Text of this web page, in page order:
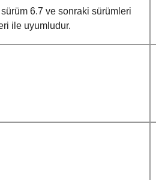
6.7 ve sonraki sürümleri
ile uyumludur.